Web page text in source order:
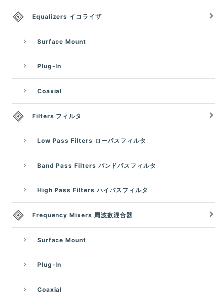
Equalizers イコライザ
Surface Mount
Plug-In
Coaxial
Filters フィルタ
Low Pass Filters ローパスフィルタ
Band Pass Filters バンドパスフィルタ
High Pass Filters ハイパスフィルタ
Frequency Mixers 周波数混合器
Surface Mount
Plug-In
Coaxial